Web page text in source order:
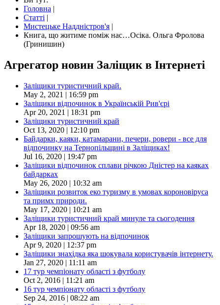
Головна |
Статті |
Мистецьке Наддністров'я |
Книга, що житиме поміж нас…Осіка. Ольга Фролова
(Гринишин)
Агрегатор новин Заліщик в Інтернеті
Заліщики туристичний край.
May 2, 2021 | 16:59 pm
Заліщики відпочинок в Українській Рив'єрі
Apr 20, 2021 | 18:31 pm
Заліщики туристичний край
Oct 13, 2020 | 12:10 pm
Байдарки, каяки, катамарани, печери, ровери - все для
відпочинку на Тернопільщині в Заліщиках!
Jul 16, 2020 | 19:47 pm
Заліщики відпочинок сплави річкою Дністер на каяках
байдарках
May 26, 2020 | 10:32 am
Заліщики розвиток еко туризму в умовах короновіруса
та примх природи.
May 17, 2020 | 10:21 am
Заліщики туристичний край минуле та сьогодення
Apr 18, 2020 | 09:56 am
Заліщики запрошують на відпочинок
Apr 9, 2020 | 12:37 pm
Заліщики знахідка яка шокувала користувачів інтернету.
Jan 27, 2020 | 11:11 am
17 тур чемпіонату області з футболу
Oct 2, 2016 | 11:21 am
16 тур чемпіонату області з футболу
Sep 24, 2016 | 08:22 am